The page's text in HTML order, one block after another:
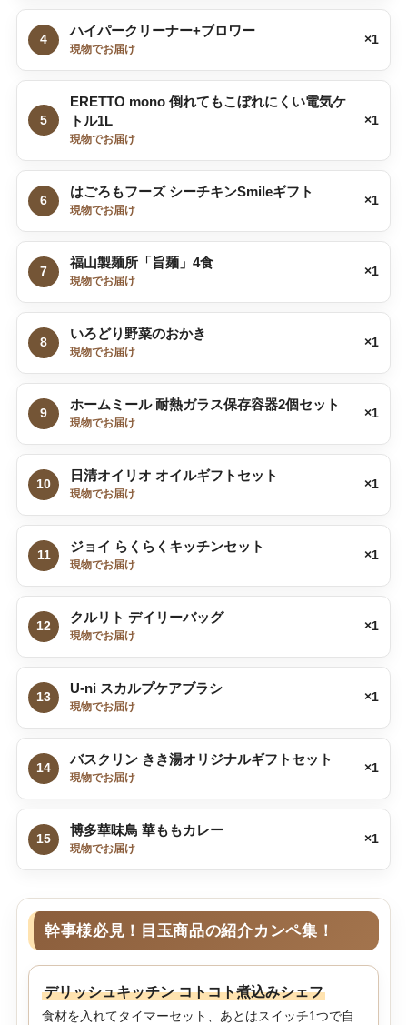
4
ハイパークリーナー+ブロワー
現物でお届け
×1
5
ERETTO mono 倒れてもこぼれにくい電気ケ
トル1L
現物でお届け
×1
6
はごろもフーズ シーチキンSmileギフト
現物でお届け
×1
7
福山製麺所「旨麺」4食
現物でお届け
×1
8
いろどり野菜のおかき
現物でお届け
×1
9
ホームミール 耐熱ガラス保存容器2個セット
現物でお届け
×1
10
日清オイリオ オイルギフトセット
現物でお届け
×1
11
ジョイ らくらくキッチンセット
現物でお届け
×1
12
クルリト デイリーバッグ
現物でお届け
×1
13
U-ni スカルプケアブラシ
現物でお届け
×1
14
バスクリン きき湯オリジナルギフトセット
現物でお届け
×1
15
博多華味鳥 華ももカレー
現物でお届け
×1
幹事様必見！目玉商品の紹介カンペ集！
デリッシュキッチン コトコト煮込みシェフ
食材を入れてタイマーセット、あとはスイッチ1つで自